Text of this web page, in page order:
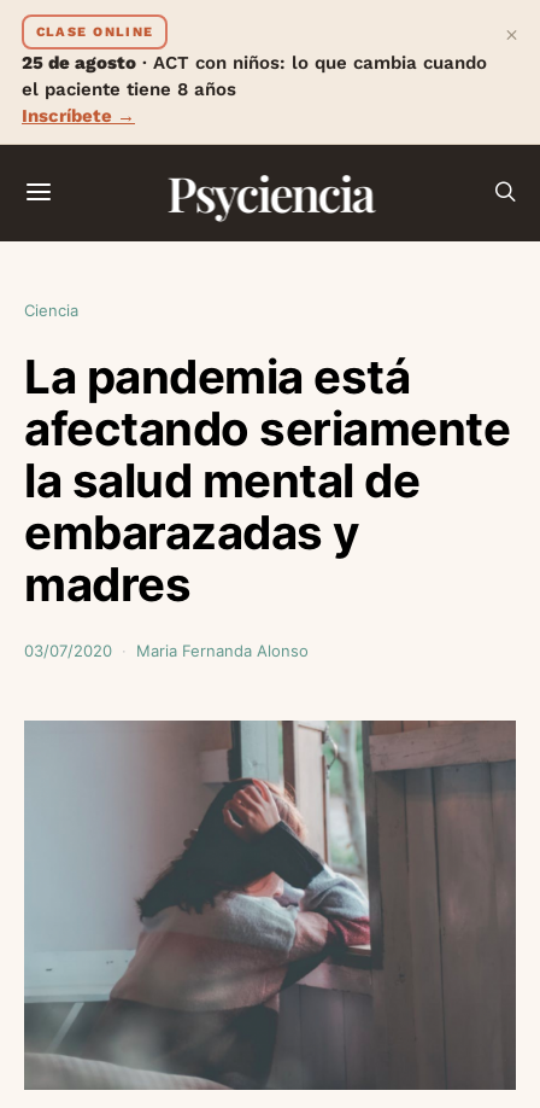
CLASE ONLINE
25 de agosto · ACT con niños: lo que cambia cuando
el paciente tiene 8 años
Inscríbete →
×
Psyciencia
Ciencia
La pandemia está
afectando seriamente
la salud mental de
embarazadas y
madres
03/07/2020 Maria Fernanda Alonso